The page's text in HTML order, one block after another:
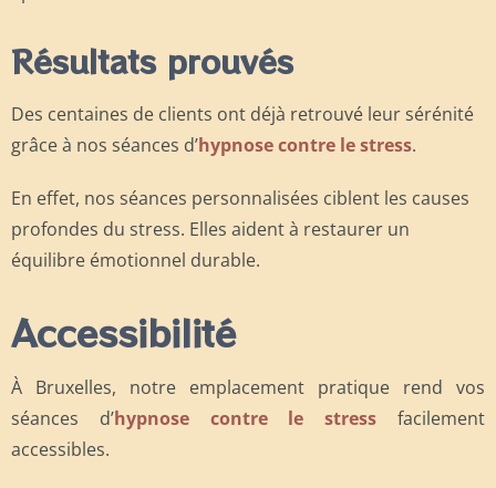
Résultats prouvés
Des centaines de clients ont déjà retrouvé leur sérénité
grâce à nos séances d’hypnose contre le stress.
En effet, nos séances personnalisées ciblent les causes
profondes du stress. Elles aident à restaurer un
équilibre émotionnel durable.
Accessibilité
À Bruxelles, notre emplacement pratique rend vos
séances d’hypnose contre le stress facilement
accessibles.